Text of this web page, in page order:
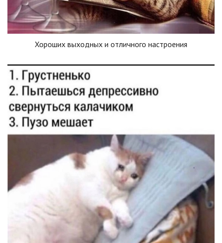
Хороших выходных и отличного настроения